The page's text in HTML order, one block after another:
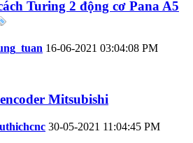
Turing 2 động cơ Pana A5
16-06-2021 03:04:08 PM
Mitsubishi
30-05-2021 11:04:45 PM